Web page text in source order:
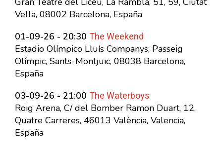
Vella, 08002 Barcelona, España
01-09-26 - 20:30 The Weekend
Estadio Olímpico Lluís Companys, Passeig
Olímpic, Sants-Montjuïc, 08038 Barcelona,
España
03-09-26 - 21:00 The Waterboys
Roig Arena, C/ del Bomber Ramon Duart, 12,
Quatre Carreres, 46013 València, Valencia,
España